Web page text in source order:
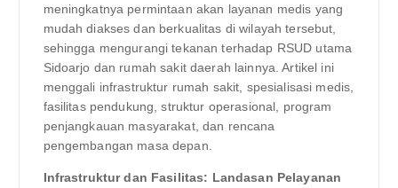
meningkatnya permintaan akan layanan medis yang
mudah diakses dan berkualitas di wilayah tersebut,
sehingga mengurangi tekanan terhadap RSUD utama
Sidoarjo dan rumah sakit daerah lainnya. Artikel ini
menggali infrastruktur rumah sakit, spesialisasi medis,
fasilitas pendukung, struktur operasional, program
penjangkauan masyarakat, dan rencana
pengembangan masa depan.
Infrastruktur dan Fasilitas: Landasan Pelayanan